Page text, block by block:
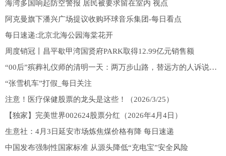
海湾多国响起防空警报 居民被要求留在室内 视点
阿克曼旗下潘兴广场提议收购环球音乐集团-每日看点
每日速递:北京北海公园海棠花开
周度销冠丨昌平歇甲湾国贤府PARK取得12.99亿元销售额
“00后”殡葬礼仪师的清明一天：两万步山路，替远方的人诉说思念-焦点热闻
“张雪机车”打假_每日关注
注意！医疗保健股票的龙头是这些！（2026/3/25）
【独家】完美世界002624股票分红（2026年4月4日）
生意社：4月3日延安市场炼焦煤价格有降 每日速递
中国发布强制性国家标准 从源头降低“充电宝”安全风险